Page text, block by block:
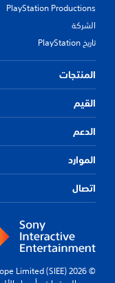
PlayStation Productions
الشركة
تاريخ PlayStation
المنتجات
القيم
الدعم
الموارد
اتصال
© 2026 Sony Interactive Entertainment Europe Limited (SIEE)